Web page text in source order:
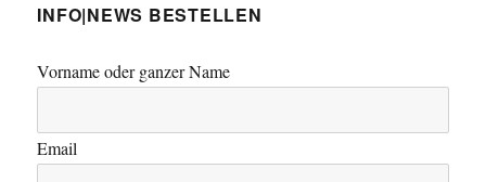
INFO|NEWS BESTELLEN
Vorname oder ganzer Name
Email